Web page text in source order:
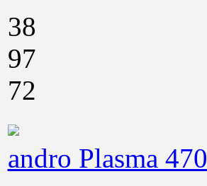
38
97
72
andro Plasma 470